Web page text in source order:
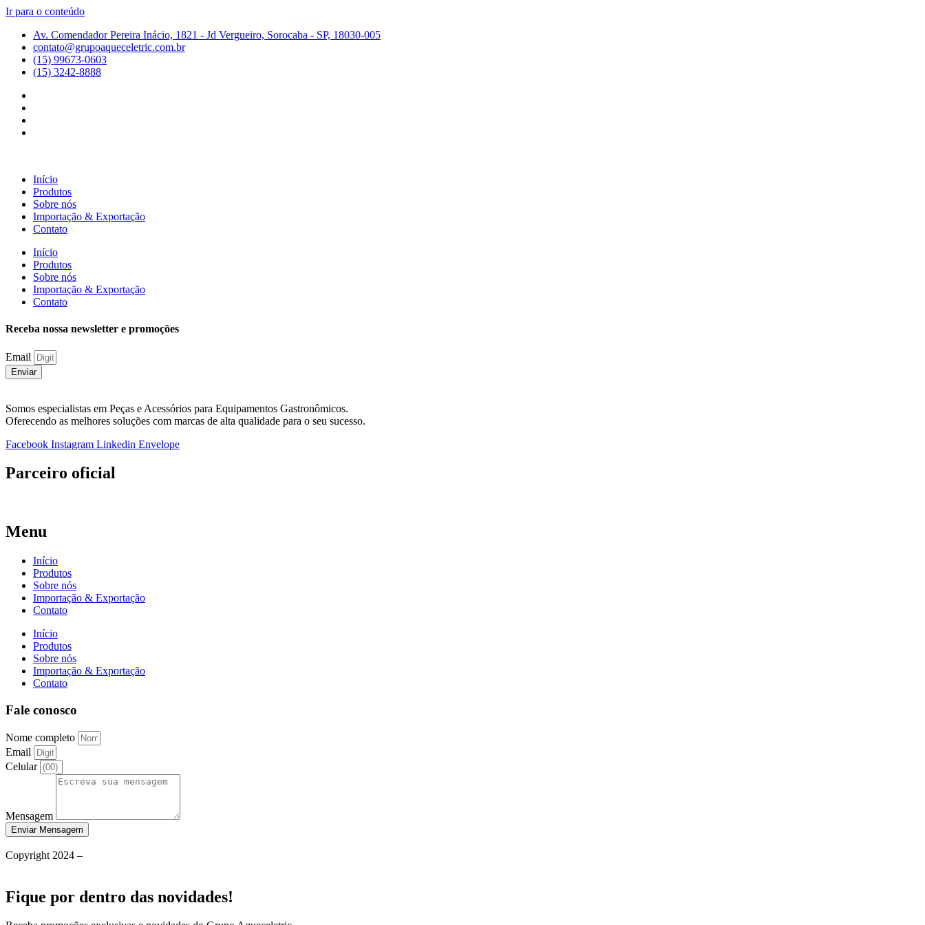
Ir para o conteúdo
Av. Comendador Pereira Inácio, 1821 - Jd Vergueiro, Sorocaba - SP, 18030-005
contato@grupoaqueceletric.com.br
(15) 99673-0603
(15) 3242-8888
Início
Produtos
Sobre nós
Importação & Exportação
Contato
Início
Produtos
Sobre nós
Importação & Exportação
Contato
Receba nossa newsletter e promoções
Email
Enviar
Somos especialistas em Peças e Acessórios para Equipamentos Gastronômicos.
Oferecendo as melhores soluções com marcas de alta qualidade para o seu sucesso.
Facebook Instagram Linkedin Envelope
Parceiro oficial
Menu
Início
Produtos
Sobre nós
Importação & Exportação
Contato
Início
Produtos
Sobre nós
Importação & Exportação
Contato
Fale conosco
Nome completo
Email
Celular
Mensagem
Enviar Mensagem
Copyright 2024 –
Fique por dentro das novidades!